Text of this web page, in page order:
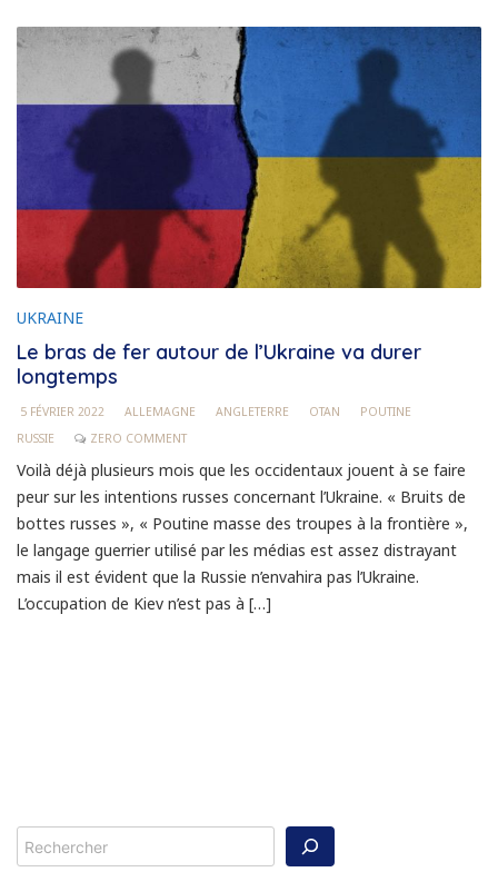
UKRAINE
Le bras de fer autour de l’Ukraine va durer
longtemps
5 FÉVRIER 2022 ALLEMAGNE ANGLETERRE OTAN
POUTINE
RUSSIE
ZERO COMMENT
Voilà déjà plusieurs mois que les occidentaux jouent à se faire
peur sur les intentions russes concernant l’Ukraine. « Bruits de
bottes russes », « Poutine masse des troupes à la frontière »,
le langage guerrier utilisé par les médias est assez distrayant
mais il est évident que la Russie n’envahira pas l’Ukraine.
L’occupation de Kiev n’est pas à […]
Rechercher